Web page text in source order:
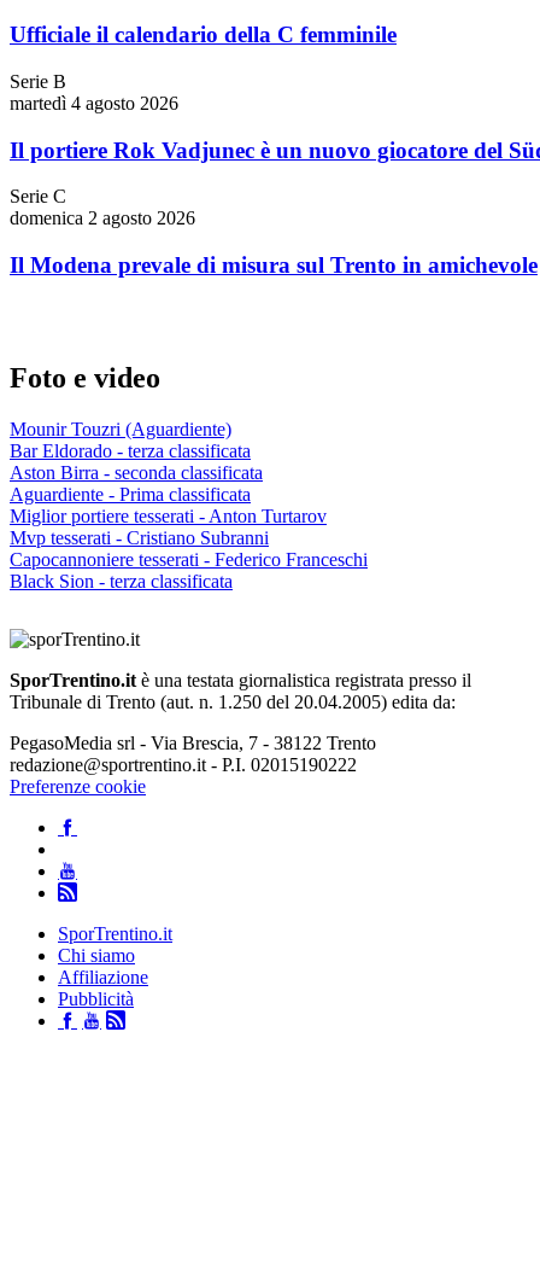
Ufficiale il calendario della C femminile
Serie B
martedì 4 agosto 2026
Il portiere Rok Vadjunec è un nuovo giocatore del
Serie C
domenica 2 agosto 2026
Il Modena prevale di misura sul Trento in amichevole
Foto e video
Mounir Touzri (Aguardiente)
Bar Eldorado - terza classificata
Aston Birra - seconda classificata
Aguardiente - Prima classificata
Miglior portiere tesserati - Anton Turtarov
Mvp tesserati - Cristiano Subranni
Capocannoniere tesserati - Federico Franceschi
Black Sion - terza classificata
SporTrentino.it è una testata giornalistica registrata presso il
Tribunale di Trento (aut. n. 1.250 del 20.04.2005) edita da:
PegasoMedia srl - Via Brescia, 7 - 38122 Trento
redazione@sportrentino.it - P.I. 02015190222
Preferenze cookie
SporTrentino.it
Chi siamo
Affiliazione
Pubblicità